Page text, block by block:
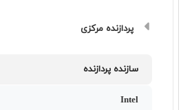
پردازنده مرکزی
سازنده پردازنده
Intel